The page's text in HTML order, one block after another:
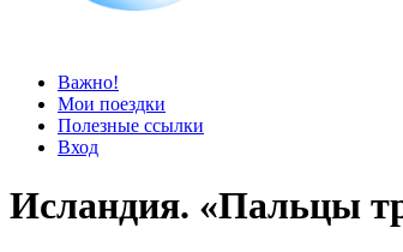
Просто блог
Мир удивительней, чем кажется
Важно!
Мои поездки
Полезные ссылки
Вход
Исландия. «Пальцы